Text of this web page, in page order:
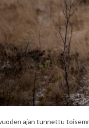
ajan tunnettu